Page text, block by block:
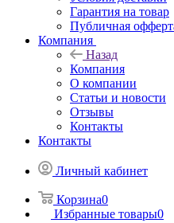
Гарантия на товар
Публичная
Компания
Назад
Компания
О компании
Статьи и новости
Отзывы
Контакты
Контакты
Личный кабинет
Корзина0
Избранные товары0